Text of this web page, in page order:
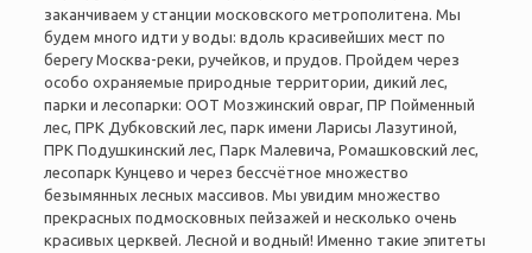
заканчиваем у станции московского метрополитена. Мы
будем много идти у воды: вдоль красивейших мест по
берегу Москва-реки, ручейков, и прудов. Пройдем через
особо охраняемые природные территории, дикий лес,
парки и лесопарки: ООТ Мозжинский овраг, ПР Пойменный
лес, ПРК Дубковский лес, парк имени Ларисы Лазутиной,
ПРК Подушкинский лес, Парк Малевича, Ромашковский лес,
лесопарк Кунцево и через бессчётное множество
безымянных лесных массивов. Мы увидим множество
прекрасных подмосковных пейзажей и несколько очень
красивых церквей. Лесной и водный! Именно такие эпитеты